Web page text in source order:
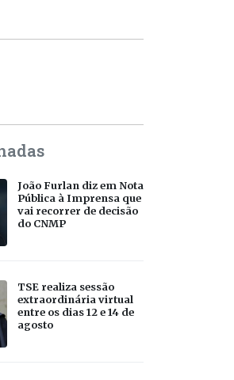
João Furlan diz em Nota
Pública à Imprensa que
vai recorrer de decisão
do CNMP
TSE realiza sessão
extraordinária virtual
entre os dias 12 e 14 de
agosto